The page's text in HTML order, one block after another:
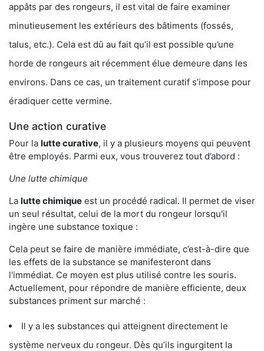
appâts par des rongeurs, il est vital de faire examiner
minutieusement les extérieurs des bâtiments (fossés,
talus, etc.). Cela est dû au fait qu’il est possible qu’une
horde de rongeurs ait récemment élue demeure dans les
environs. Dans ce cas, un traitement curatif s’impose pour
éradiquer cette vermine.
Une action curative
Pour la lutte curative, il y a plusieurs moyens qui peuvent
être employés. Parmi eux, vous trouverez tout d’abord :
Une lutte chimique
La lutte chimique est un procédé radical. Il permet de viser
un seul résultat, celui de la mort du rongeur lorsqu'il
ingère une substance toxique :
Cela peut se faire de manière immédiate, c’est-à-dire que
les effets de la substance se manifesteront dans
l'immédiat. Ce moyen est plus utilisé contre les souris.
Actuellement, pour répondre de manière efficiente, deux
substances priment sur marché :
Il y a les substances qui atteignent directement le
système nerveux du rongeur. Dès qu’ils ingurgitent la